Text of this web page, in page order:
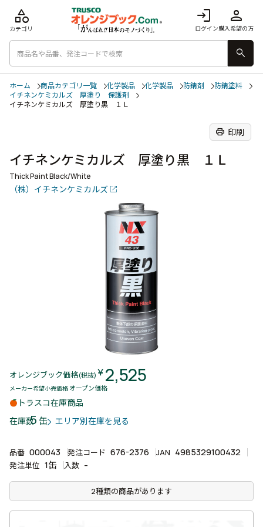
login
ログイン
person
購入希望の方
category
カテゴリ
search
ホーム 商品カテゴリ一覧 化学製品 化学製品 防錆剤
防錆塗料
イチネンケミカルズ 厚塗り 保護剤
イチネンケミカルズ 厚塗り黒 １Ｌ
print 印刷
イチネンケミカルズ 厚塗り黒 １Ｌ
Thick Paint Black/White
（株）イチネンケミカルズ
オレンジブック価格(税抜) ￥2,525
メーカー希望小売価格 オープン価格
トラスコ在庫商品
在庫数5 缶 エリア別在庫を見る
品番 000043 発注コード 676-2376 JAN 4985329100432
発注単位 1缶 入数 -
2種類の商品があります